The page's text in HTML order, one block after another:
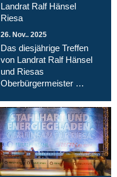
Landrat Ralf Hänsel
Riesa
26. Nov.. 2025
Das diesjährige Treffen
von Landrat Ralf Hänsel
und Riesas
Oberbürgermeister …